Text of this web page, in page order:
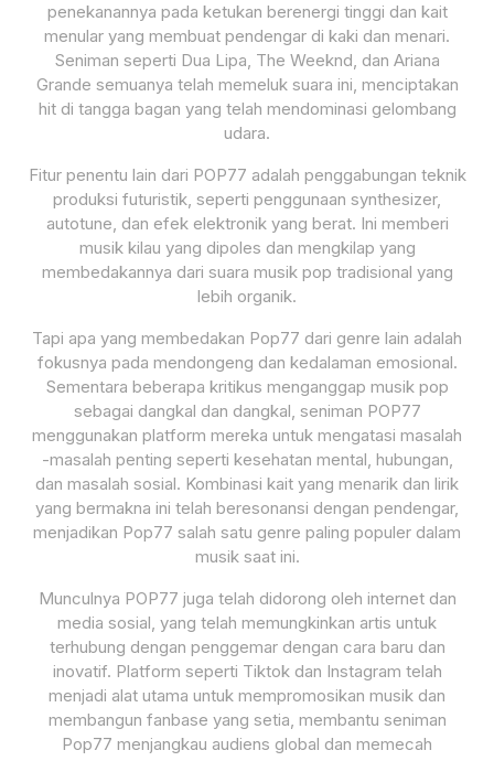
penekanannya pada ketukan berenergi tinggi dan kait
menular yang membuat pendengar di kaki dan menari.
Seniman seperti Dua Lipa, The Weeknd, dan Ariana
Grande semuanya telah memeluk suara ini, menciptakan
hit di tangga bagan yang telah mendominasi gelombang
udara.
Fitur penentu lain dari POP77 adalah penggabungan teknik
produksi futuristik, seperti penggunaan synthesizer,
autotune, dan efek elektronik yang berat. Ini memberi
musik kilau yang dipoles dan mengkilap yang
membedakannya dari suara musik pop tradisional yang
lebih organik.
Tapi apa yang membedakan Pop77 dari genre lain adalah
fokusnya pada mendongeng dan kedalaman emosional.
Sementara beberapa kritikus menganggap musik pop
sebagai dangkal dan dangkal, seniman POP77
menggunakan platform mereka untuk mengatasi masalah
-masalah penting seperti kesehatan mental, hubungan,
dan masalah sosial. Kombinasi kait yang menarik dan lirik
yang bermakna ini telah beresonansi dengan pendengar,
menjadikan Pop77 salah satu genre paling populer dalam
musik saat ini.
Munculnya POP77 juga telah didorong oleh internet dan
media sosial, yang telah memungkinkan artis untuk
terhubung dengan penggemar dengan cara baru dan
inovatif. Platform seperti Tiktok dan Instagram telah
menjadi alat utama untuk mempromosikan musik dan
membangun fanbase yang setia, membantu seniman
Pop77 menjangkau audiens global dan memecah